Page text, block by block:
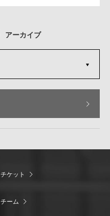
アーカイブ
チケット
チーム